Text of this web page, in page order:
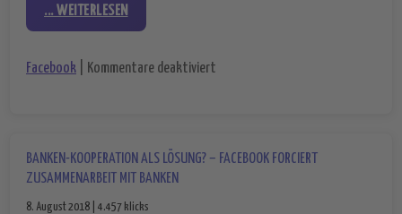
... WEITERLESEN
Facebook Kommentare deaktiviert
BANKEN-KOOPERATION ALS LÖSUNG? – FACEBOOK FORCIERT
ZUSAMMENARBEIT MIT BANKEN
8. August 2018 | 4.457 klicks